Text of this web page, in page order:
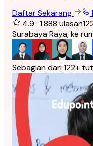
Daftar Sekarang
4.9 · 1.888 ulasan
Surabaya Raya, ke
Sebagian dari 122+